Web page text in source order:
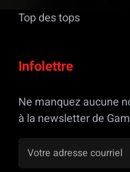
Top des tops
Infolettre
Ne manquez aucune
à la newsletter de